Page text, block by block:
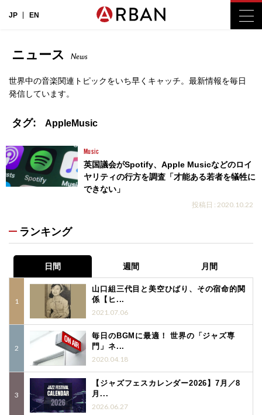
JP EN
ニュース News
世界中の音楽関連トピックをいち早くキャッチ。最新情報を毎日
発信しています。
タグ: AppleMusic
Music
英国議会がSpotify、Apple Musicなどのロイ
ヤリティの行方を調査「才能ある若者を犠牲に
できない」
投稿日 : 2020.10.22
ランキング
日間 週間 月間
山口組三代目と美空ひばり、その宿命的関
係【ヒ...
2021.07.06
毎日のBGMに最適！ 世界の「ジャズ専
門」ネ...
2020.04.18
【ジャズフェスカレンダー2026】7月／8
月...
2026.06.27